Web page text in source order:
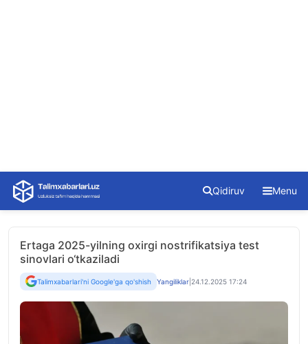
Skip
content
Qidiruv Menu
Ertaga 2025-yilning oxirgi nostrifikatsiya test
sinovlari o‘tkaziladi
Talimxabarlari'ni Google'ga qo'shish Yangiliklar 24.12.2025 17:24